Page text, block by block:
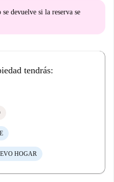
se devuelve si la reserva se
tendrás:
HOGAR